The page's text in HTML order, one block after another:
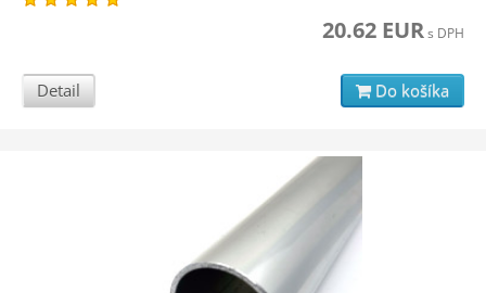
20.62 EURs DPH
Detail Do košíka